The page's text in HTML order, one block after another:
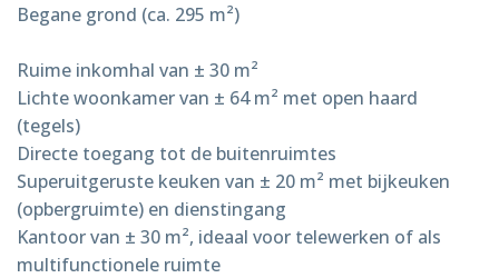
Begane grond (ca. 295 m²)
Ruime inkomhal van ± 30 m²
Lichte woonkamer van ± 64 m² met open haard
(tegels)
Directe toegang tot de buitenruimtes
Superuitgeruste keuken van ± 20 m² met bijkeuken
(opbergruimte) en dienstingang
Kantoor van ± 30 m², ideaal voor telewerken of als
multifunctionele ruimte